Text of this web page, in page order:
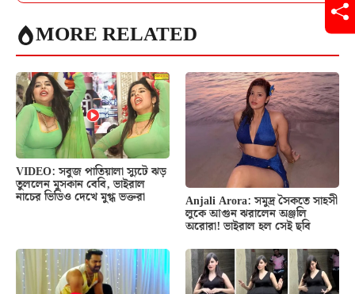
MORE RELATED
VIDEO: সবুজ পাতিয়ালা স্যুটে ঝড়
তুললেন মুসকান বেবি, ভাইরাল
নাচের ভিডিও দেখে মুগ্ধ ভক্তরা Anjali Arora: সমুদ্র সৈকতে সাহসী
লুকে আগুন ঝরালেন অঞ্জলি
অরোরা! ভাইরাল হল সেই ছবি